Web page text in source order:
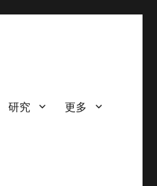
研究 更多